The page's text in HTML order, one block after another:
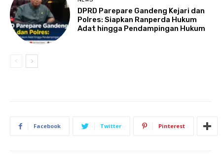
DPRD Parepare Gandeng Kejari dan
Polres: Siapkan Ranperda Hukum
Adat hingga Pendampingan Hukum
Facebook Twitter Pinterest